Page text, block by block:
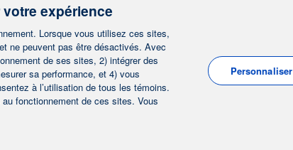
Services d'urgence
| Préférences des témoins |
expérience
Lorsque vous utilisez ces sites,
ne peuvent pas être désactivés. Avec
de ses sites, 2) intégrer des
sa performance, et 4) vous
à l’utilisation de tous les témoins.
fonctionnement de ces sites. Vous
Personnaliser